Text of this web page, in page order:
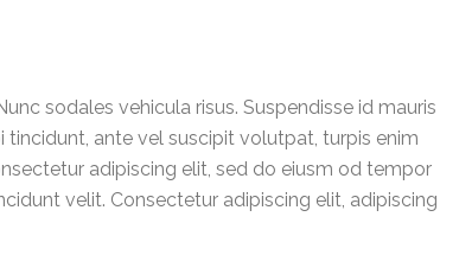
sodales vehicula risus. Suspendisse id mauris
ante vel suscipit volutpat, turpis enim
adipiscing elit, sed do eiusm od tempor
velit. Consectetur adipiscing elit, adipiscing